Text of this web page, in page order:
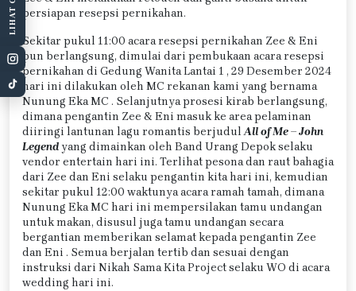
persiapan resepsi pernikahan.
Sekitar pukul 11:00 acara resepsi pernikahan Zee & Eni
pun berlangsung, dimulai dari pembukaan acara resepsi
pernikahan di Gedung Wanita Lantai 1 , 29 Desember 2024
hari ini dilakukan oleh MC rekanan kami yang bernama
Nunung Eka MC . Selanjutnya prosesi kirab berlangsung,
dimana pengantin Zee & Eni masuk ke area pelaminan
diiringi lantunan lagu romantis berjudulAll of Me – John
Legendyang dimainkan oleh Band Urang Depok selaku
vendor entertain hari ini. Terlihat pesona dan raut bahagia
dari Zee dan Eni selaku pengantin kita hari ini, kemudian
sekitar pukul 12:00 waktunya acara ramah tamah, dimana
Nunung Eka MC hari ini mempersilakan tamu undangan
untuk makan, disusul juga tamu undangan secara
bergantian memberikan selamat kepada pengantin Zee
dan Eni . Semua berjalan tertib dan sesuai dengan
instruksi dari Nikah Sama Kita Project selaku WO di acara
wedding hari ini.